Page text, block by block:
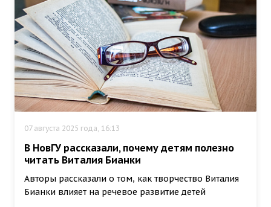
07 августа 2025 года, 16:13
В НовГУ рассказали, почему детям полезно
читать Виталия Бианки
Авторы рассказали о том, как творчество Виталия
Бианки влияет на речевое развитие детей